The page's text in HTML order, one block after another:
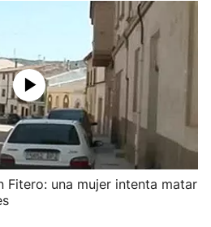
Fitero: una mujer intenta matar